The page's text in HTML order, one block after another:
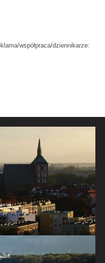
współpraca/dziennikarze: